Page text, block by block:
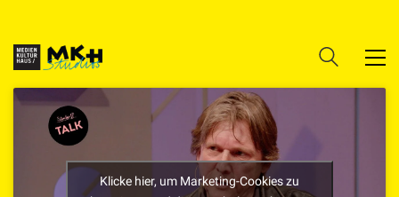
Klicke hier, um Marketing-Cookies zu